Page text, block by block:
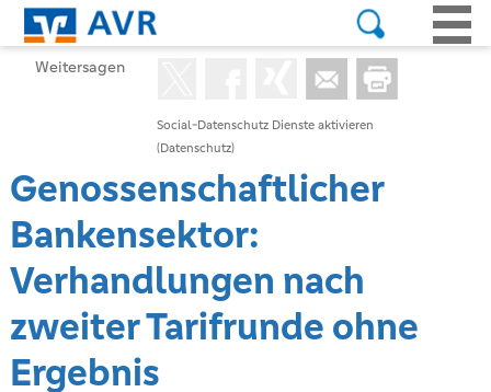
Social-Datenschutz Dienste aktivieren
(Datenschutz)
Weitersagen
Genossenschaftlicher
Bankensektor:
Verhandlungen nach
zweiter Tarifrunde ohne
Ergebnis